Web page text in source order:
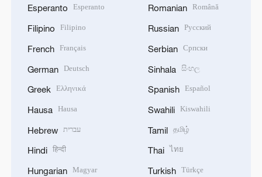
Esperanto Esperanto
Filipino Filipino
French Français
German Deutsch
Greek Ελληνικά
Hausa Hausa
Hebrew עברית
Hindi हिन्दी
Hungarian Magyar
Romanian Română
Russian Русский
Serbian Српски
Sinhala සිංහල
Spanish Español
Swahili Kiswahili
Tamil தமிழ்
Thai ไทย
Turkish Türkçe